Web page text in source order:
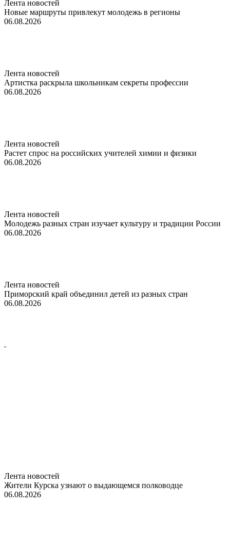
Лента новостей
Новые маршруты привлекут молодежь в регионы
06.08.2026
Лента новостей
Артистка раскрыла школьникам секреты профессии
06.08.2026
Лента новостей
Растет спрос на российских учителей химии и физики
06.08.2026
Лента новостей
Молодежь разных стран изучает культуру и традиции России
06.08.2026
Лента новостей
Приморский край объединил детей из разных стран
06.08.2026
Лента новостей
Жители Курска узнают о выдающемся полководце
06.08.2026